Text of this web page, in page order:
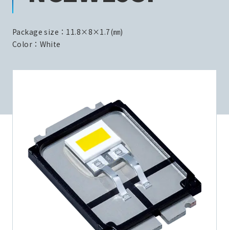
Package size：11.8×8×1.7(㎜)
Color：White